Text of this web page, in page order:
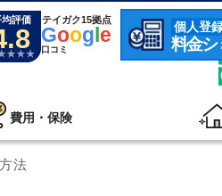
均評価 テイガク15拠点
Google
口コミ
個人登
料金シ
費用・保険
法